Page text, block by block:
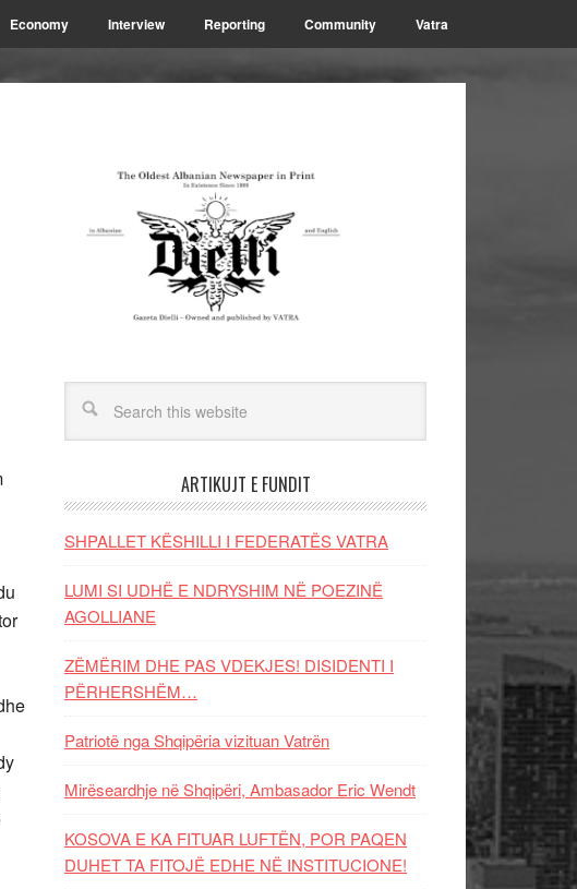
Economy Interview Reporting Community Vatra
ARTIKUJT E FUNDIT
SHPALLET KËSHILLI I FEDERATËS VATRA
LUMI SI UDHË E NDRYSHIM NË POEZINË
AGOLLIANE
ZËMËRIM DHE PAS VDEKJES! DISIDENTI I
PËRHERSHËM…
Patriotë nga Shqipëria vizituan Vatrën
Mirëseardhje në Shqipëri, Ambasador Eric Wendt
KOSOVA E KA FITUAR LUFTËN, POR PAQEN
DUHET TA FITOJË EDHE NË INSTITUCIONE!